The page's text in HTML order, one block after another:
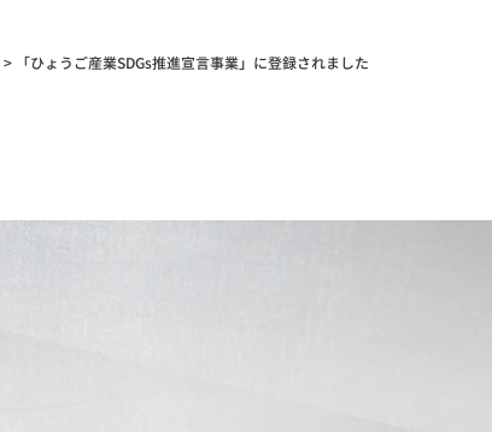
> 「ひょうご産業SDGs推進宣言事業」に登録されました